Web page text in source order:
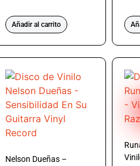
Añadir al carrito
Nelson Dueñas –